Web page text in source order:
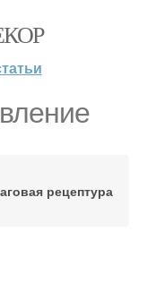
рецептура